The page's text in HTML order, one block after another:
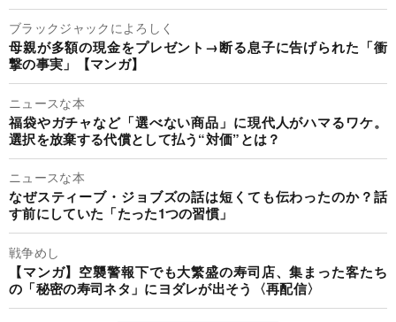
ブラックジャックによろしく
母親が多額の現金をプレゼント→断る息子に告げられた「衝
撃の事実」【マンガ】
ニュースな本
福袋やガチャなど「選べない商品」に現代人がハマるワケ。
選択を放棄する代償として払う“対価”とは？
ニュースな本
なぜスティーブ・ジョブズの話は短くても伝わったのか？話
す前にしていた「たった1つの習慣」
戦争めし
【マンガ】空襲警報下でも大繁盛の寿司店、集まった客たち
の「秘密の寿司ネタ」にヨダレが出そう〈再配信〉